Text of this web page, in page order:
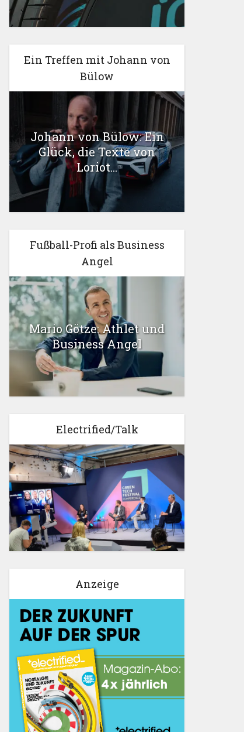
Ein Treffen mit Johann von
Bülow
Johann von Bülow: Ein
Glück, die Texte von
Loriot...
Fußball-Profi als Business
Angel
Mario Götze: Athlet und
Business Angel
Electrified/Talk
Anzeige